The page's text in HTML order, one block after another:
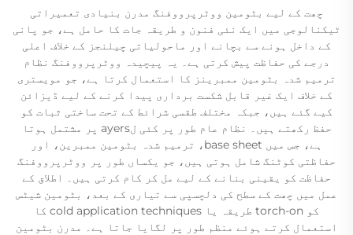
چھت کے لیے بٹومین ووٹرپرووفنگ مدرن بنیادی تعمیراتی
ٹیکنالوجی میں ایک نئی فنون و طریقہ جات کا حامل ہے، جو پانی
کے داخل ہونے سے بچانے اور ماحولیاتی چیلنجز کے خلاف اعلی
درجے کی حفاظت پیش کرتی ہے۔ یہ پیچیدہ ووٹرپرووفنگ نظام
ترمیم شدہ بٹومین ممبرینز کا استعمال کرتا ہے، جو مویستری
کے خلاف ایک غیر قابل شکست برداری پیدا کرنے کے لیے ڈیزائن
کیے گئے ہیں، جبکہ مختلف طقسی شرائط کے تحت ساختی ثبات کو
حفظ رکھتے ہیں۔ نظام عام طور پر کئی لayers پر مشتمل ہوتا
ہے، جس میں base sheet، ترمیم شدہ بٹومین ممبرین، اور
حفاظتی کوٹنگ شامل ہوتی ہیں، جو یکساں طور پر ووٹرپرووفنگ
حفاظت کو یقینی بنانے کے لیے مل کر کام کرتی ہیں۔ اطلاق کے
عمل میں چھت کے سطح کی دلچسپی سے تیاری کے بعد، بٹومین شیٹس
کو torch-on طریقہ یا cold application techniques کا
استعمال کرتے ہوئے منظم طور پر لگایا جاتا ہے۔ مدرن بٹومین